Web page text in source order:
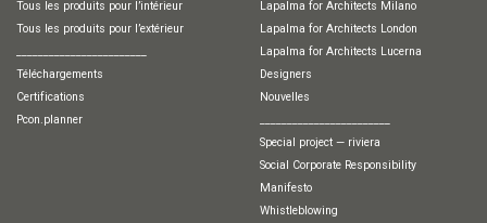
Tous les produits pour l’intérieur
Tous les produits pour l’extérieur
Téléchargements
Certifications
pcon.planner
Lapalma for Architects Milano
Lapalma for Architects London
Lapalma for Architects Lucerna
Designers
Nouvelles
special project — riviera
Social Corporate Responsibility
Manifesto
whistleblowing